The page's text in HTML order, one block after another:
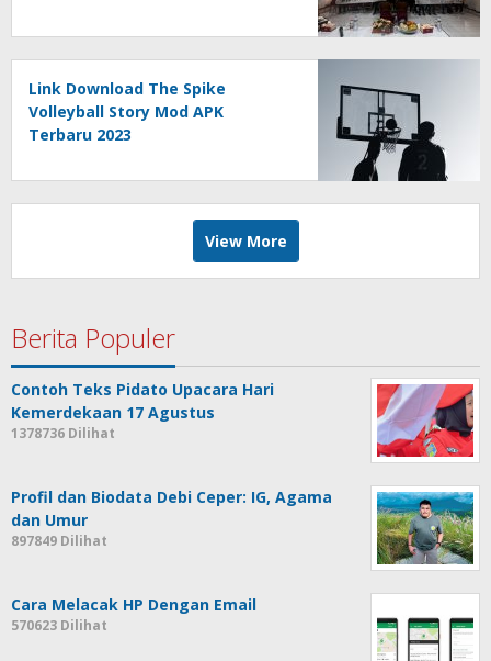
Link Download The Spike
Volleyball Story Mod APK
Terbaru 2023
View More
Berita Populer
Contoh Teks Pidato Upacara Hari
Kemerdekaan 17 Agustus
1378736 Dilihat
Profil dan Biodata Debi Ceper: IG, Agama
dan Umur
897849 Dilihat
Cara Melacak HP Dengan Email
570623 Dilihat